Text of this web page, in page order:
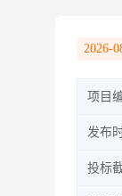
2026-
项目
发布
投标